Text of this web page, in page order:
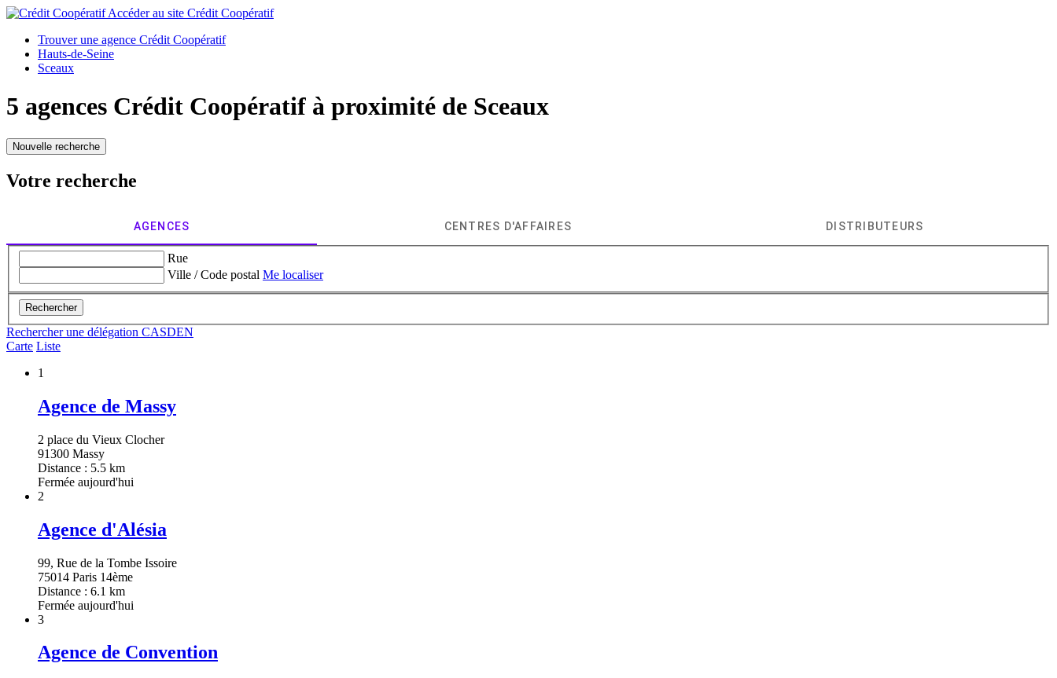
Accéder au site Crédit Coopératif
Trouver une agence Crédit Coopératif
Hauts-de-Seine
Sceaux
5 agences Crédit Coopératif à proximité de Sceaux
Nouvelle recherche
Votre recherche
AGENCES CENTRES D'AFFAIRES DISTRIBUTEURS
Rue
Ville / Code postal Me localiser
Rechercher
Rechercher une délégation CASDEN
Carte Liste
1
Agence de Massy
2 place du Vieux Clocher
91300 Massy
Distance : 5.5 km
Fermée aujourd'hui
2
Agence d'Alésia
99, Rue de la Tombe Issoire
75014 Paris 14ème
Distance : 6.1 km
Fermée aujourd'hui
3
Agence de Convention